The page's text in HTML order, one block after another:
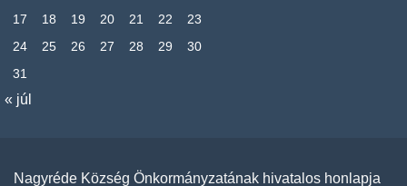
17
18 19 20 21 22
23
24
25 26 27 28 29
30
31
« júl
Nagyréde Község Önkormányzatának hivatalos honlapja